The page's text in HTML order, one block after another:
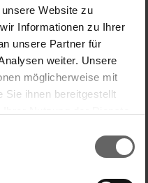
Website zu
Informationen zu Ihrer
unsere Partner für
weiter. Unsere
möglicherweise mit
Sie ihnen bereitgestellt
weiterhin nutzen.